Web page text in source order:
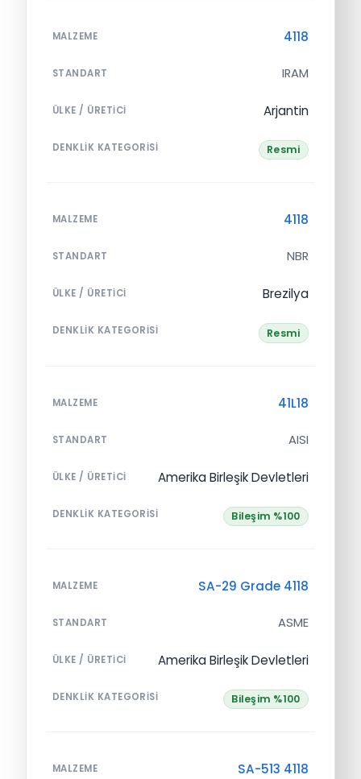
MALZEME 4118
STANDART IRAM
ÜLKE / ÜRETICI Arjantin
DENKLIK KATEGORISI Resmi
MALZEME 4118
STANDART NBR
ÜLKE / ÜRETICI Brezilya
DENKLIK KATEGORISI Resmi
MALZEME 41L18
STANDART AISI
ÜLKE / ÜRETICI Amerika Birleşik Devletleri
DENKLIK KATEGORISI Bileşim %100
MALZEME SA-29 Grade 4118
STANDART ASME
ÜLKE / ÜRETICI Amerika Birleşik Devletleri
DENKLIK KATEGORISI Bileşim %100
MALZEME SA-513 4118